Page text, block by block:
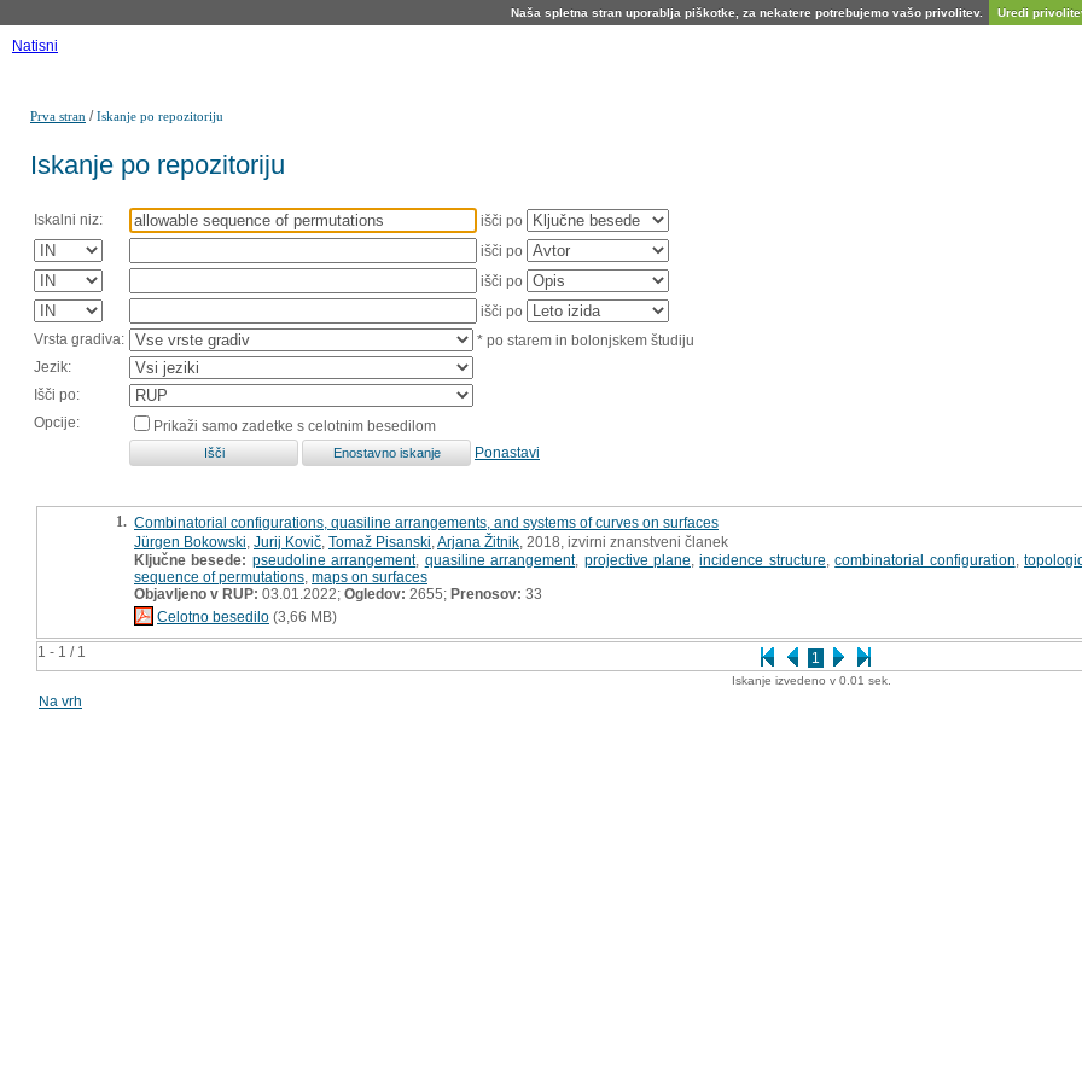
Naša spletna stran uporablja piškotke, za nekatere potrebujemo vašo privolitev. Uredi
Natisni
Prva stran /Iskanje po repozitoriju
Iskanje po repozitoriju
Iskalni niz:
išči po
išči po
išči po
išči po
Vrsta gradiva:
* po starem in bolonjskem študiju
Jezik:
Išči po:
Opcije:
Prikaži samo zadetke s celotnim besedilom
Ponastavi
1 - 1 / 1 1
1. Combinatorial configurations, quasiline arrangements, and systems of curves on surfaces
Jürgen Bokowski Jurij Kovič Tomaž Pisanski Arjana Žitnik , 2018, izvirni znanstveni članek
Ključne besede: pseudoline arrangement, quasiline arrangement, projective plane ,incidence structure ,combinatorial configuration ,
sequence of permutations maps on surfaces
Objavljeno v RUP: 03.01.2022; Ogledov: 2655; Prenosov: 33
Celotno besedilo (3,66 MB)
Iskanje izvedeno v 0.01 sek.
Na vrh